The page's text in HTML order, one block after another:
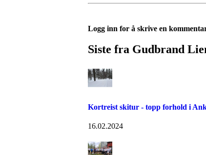
Logg inn for å skrive en
Siste fra Gudbrand
Kortreist skitur - topp forhold i
16.02.2024